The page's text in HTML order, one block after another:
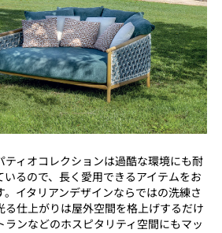
ィオコレクションは過酷な環境にも耐
るので、長く愛用できるアイテムをお
イタリアンデザインならではの洗練さ
る仕上がりは屋外空間を格上げするだけ
ンなどのホスピタリティ空間にもマッ